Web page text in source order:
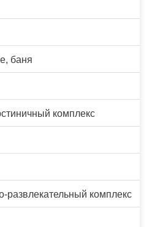
баня
комплекс
развлекательный комплекс